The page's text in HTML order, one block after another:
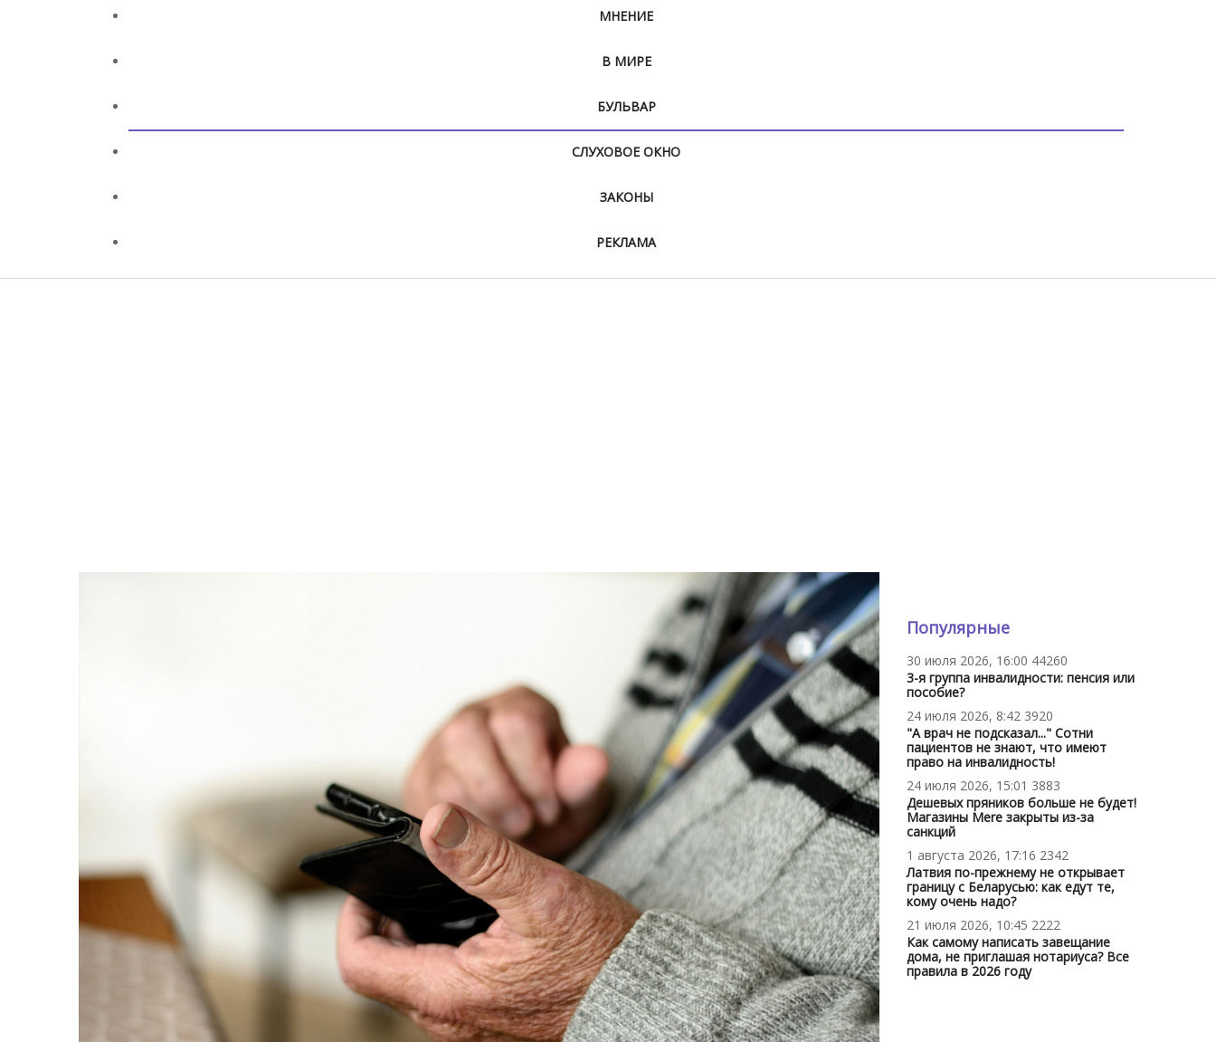
МНЕНИЕ
В МИРЕ
БУЛЬВАР
СЛУХОВОЕ ОКНО
ЗАКОНЫ
РЕКЛАМА
Популярные
30 июля 2026, 16:00 44260
3-я группа инвалидности: пенсия или
пособие?
24 июля 2026, 8:42 3920
"А врач не подсказал..." Сотни
пациентов не знают, что имеют
право на инвалидность!
24 июля 2026, 15:01 3883
Дешевых пряников больше не будет!
Магазины Mere закрыты из-за
санкций
1 августа 2026, 17:16 2342
Латвия по-прежнему не открывает
границу с Беларусью: как едут те,
кому очень надо?
21 июля 2026, 10:45 2222
Как самому написать завещание
дома, не приглашая нотариуса? Все
правила в 2026 году